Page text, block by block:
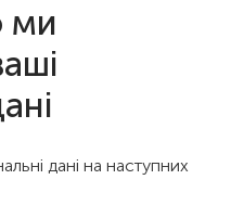
ми
дані на наступних